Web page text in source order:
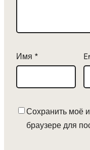
Имя *
Сохранить моё
браузере для